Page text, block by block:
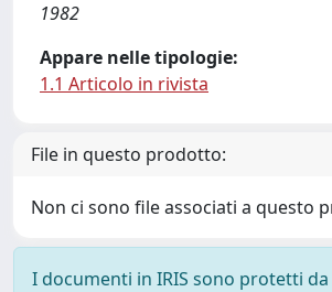
1982
Appare nelle tipologie:
1.1 Articolo in rivista
File in questo prodotto:
Non ci sono file associati a questo
I documenti in IRIS sono protetti